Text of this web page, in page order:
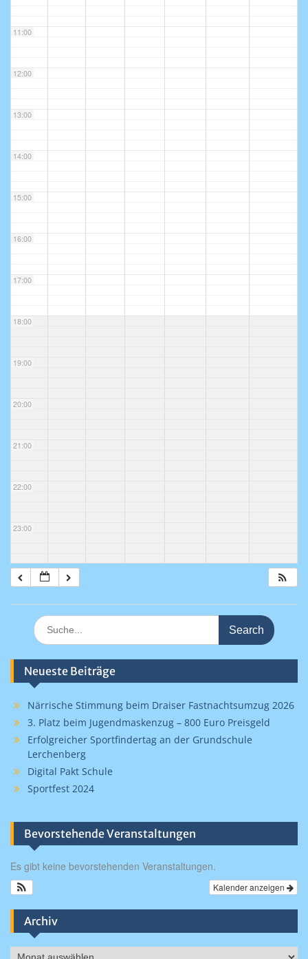
11:00
12:00
13:00
14:00
15:00
16:00
17:00
18:00
19:00
20:00
21:00
22:00
23:00
Search
for:
Neueste Beiträge
Närrische Stimmung beim Draiser Fastnachtsumzug 2026
3. Platz beim Jugendmaskenzug – 800 Euro Preisgeld
Erfolgreicher Sportfindertag an der Grundschule
Lerchenberg
Digital Pakt Schule
Sportfest 2024
Bevorstehende Veranstaltungen
Es gibt keine bevorstehenden Veranstaltungen.
Kalender anzeigen
Archiv
Archiv